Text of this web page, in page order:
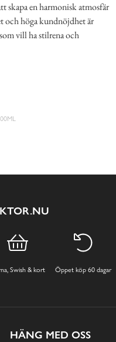
en harmonisk atmosfär
och höga kundnöjdhet är
vill ha stilrena och
Swish & kort Öppet köp 60 dagar
HÄNG MED OSS